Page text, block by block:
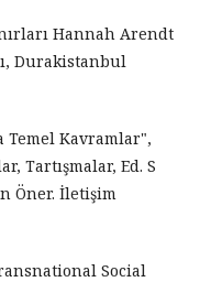
Hannah Arendt
Durakistanbul
Temel Kavramlar",
Tartışmalar, Ed. S
Öner. İletişim
Social